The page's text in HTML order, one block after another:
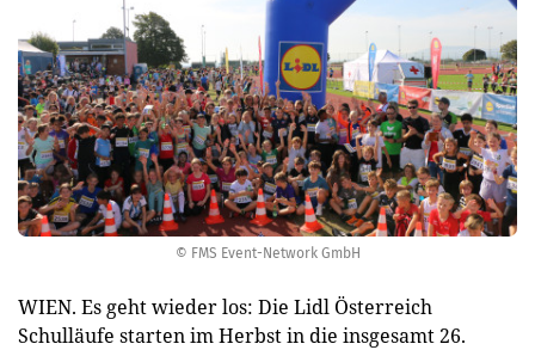
© FMS Event-Network GmbH
WIEN. Es geht wieder los: Die Lidl Österreich
Schulläufe starten im Herbst in die insgesamt 26.